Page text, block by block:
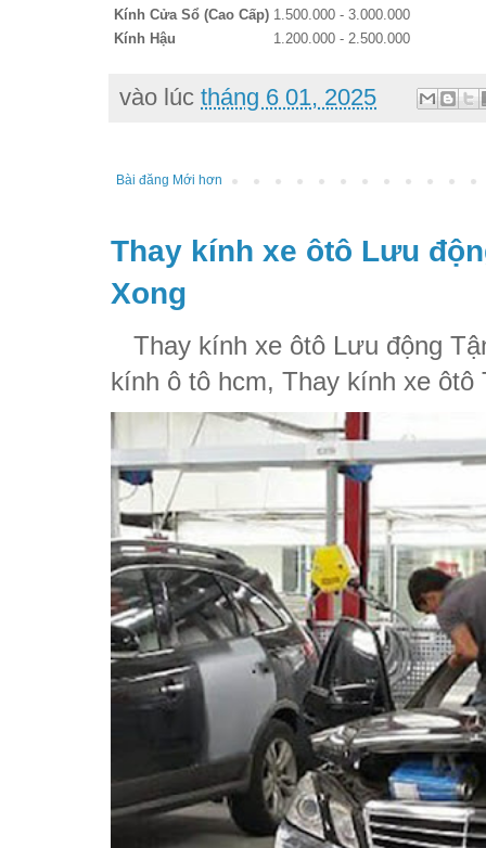
Kính Cửa Sổ (Cao Cấp) 1.500.000 - 3.000.000
Kính Hậu
1.200.000 - 2.500.000
vào lúc tháng 6 01, 2025
Bài đăng Mới hơn
Thay kính xe ôtô Lưu
Xong
Thay kính xe ôtô Lưu động
kính ô tô hcm, Thay kính xe